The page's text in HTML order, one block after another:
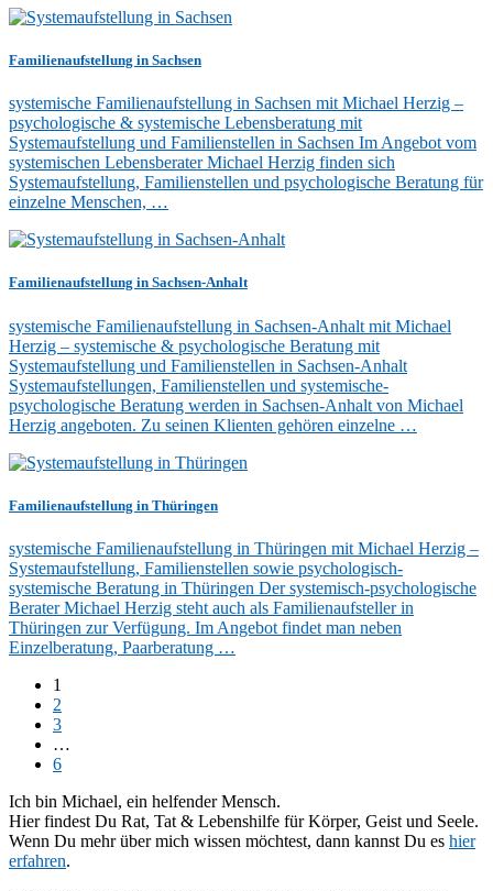
Familienaufstellung in Sachsen
systemische Familienaufstellung in Sachsen mit Michael Herzig –
psychologische & systemische Lebensberatung mit
Systemaufstellung und Familienstellen in Sachsen Im Angebot vom
systemischen Lebensberater Michael Herzig finden sich
Systemaufstellung, Familienstellen und psychologische Beratung für
einzelne Menschen, …
Familienaufstellung in Sachsen-Anhalt
systemische Familienaufstellung in Sachsen-Anhalt mit Michael
Herzig – systemische & psychologische Beratung mit
Systemaufstellung und Familienstellen in Sachsen-Anhalt
Systemaufstellungen, Familienstellen und systemische-
psychologische Beratung werden in Sachsen-Anhalt von Michael
Herzig angeboten. Zu seinen Klienten gehören einzelne …
Familienaufstellung in Thüringen
systemische Familienaufstellung in Thüringen mit Michael Herzig –
Systemaufstellung, Familienstellen sowie psychologisch-
systemische Beratung in Thüringen Der systemisch-psychologische
Berater Michael Herzig steht auch als Familienaufsteller in
Thüringen zur Verfügung. Im Angebot findet man neben
Einzelberatung, Paarberatung …
1
2
3
…
6
Ich bin Michael, ein helfender Mensch.
Hier findest Du Rat, Tat & Lebenshilfe für Körper, Geist und Seele.
Wenn Du mehr über mich wissen möchtest, dann kannst Du es hier
erfahren.